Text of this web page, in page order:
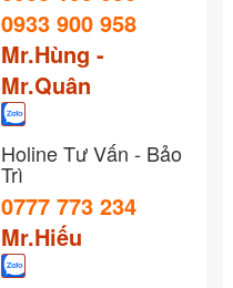
0933 900 958
Mr.Hùng -
Mr.Quân
Holine Tư Vấn - Bảo
Trì
0777 773 234
Mr.Hiếu